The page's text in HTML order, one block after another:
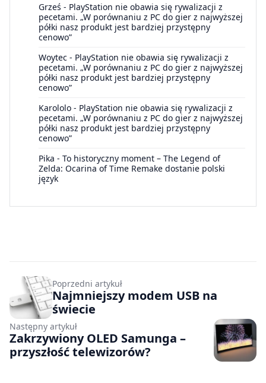
Grześ - PlayStation nie obawia się rywalizacji z
pecetami. „W porównaniu z PC do gier z najwyższej
półki nasz produkt jest bardziej przystępny
cenowo”
Woytec - PlayStation nie obawia się rywalizacji z
pecetami. „W porównaniu z PC do gier z najwyższej
półki nasz produkt jest bardziej przystępny
cenowo”
Karololo - PlayStation nie obawia się rywalizacji z
pecetami. „W porównaniu z PC do gier z najwyższej
półki nasz produkt jest bardziej przystępny
cenowo”
Pika - To historyczny moment – The Legend of
Zelda: Ocarina of Time Remake dostanie polski
język
Poprzedni artykuł
Najmniejszy modem USB na
świecie
Następny artykuł
Zakrzywiony OLED Samunga –
przyszłość telewizorów?